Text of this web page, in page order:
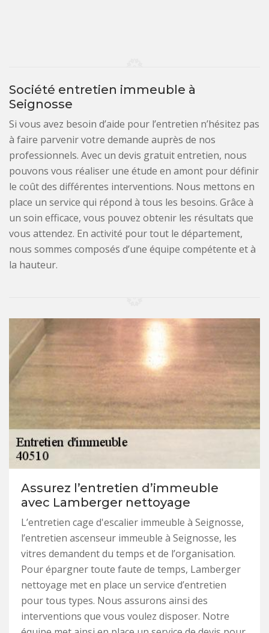
Société entretien immeuble à
Seignosse
Si vous avez besoin d’aide pour l’entretien n’hésitez pas
à faire parvenir votre demande auprès de nos
professionnels. Avec un devis gratuit entretien, nous
pouvons vous réaliser une étude en amont pour définir
le coût des différentes interventions. Nous mettons en
place un service qui répond à tous les besoins. Grâce à
un soin efficace, vous pouvez obtenir les résultats que
vous attendez. En activité pour tout le département,
nous sommes composés d’une équipe compétente et à
la hauteur.
Assurez l’entretien d’immeuble
avec Lamberger nettoyage
L’entretien cage d'escalier immeuble à Seignosse,
l’entretien ascenseur immeuble à Seignosse, les
vitres demandent du temps et de l’organisation.
Pour épargner toute faute de temps, Lamberger
nettoyage met en place un service d’entretien
pour tous types. Nous assurons ainsi des
interventions que vous voulez disposer. Notre